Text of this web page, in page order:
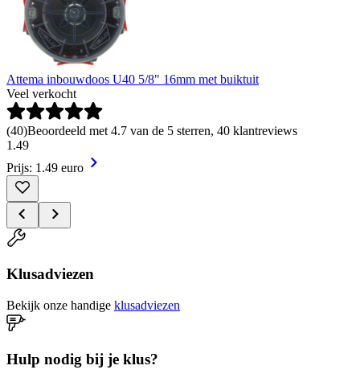
Attema inbouwdoos U40 5/8" 16mm met buiktuit
Veel verkocht
(40)Beoordeeld met 4.7 van de 5 sterren, 40 klantreviews
1 .49
Prijs: 1.49 euro
Klusadviezen
Bekijk onze handige klusadviezen
Hulp nodig bij je klus?